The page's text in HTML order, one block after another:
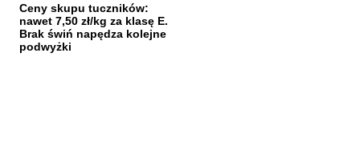
Ceny skupu tuczników:
nawet 7,50 zł/kg za klasę E.
Brak świń napędza kolejne
podwyżki